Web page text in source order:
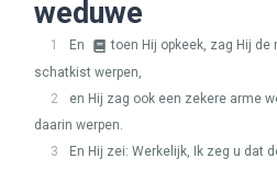
weduwe
1 En
toen Hij opkeek, zag Hij de
schatkist werpen,
2
en Hij zag ook een zekere arme
daarin werpen.
3
En Hij zei: Werkelijk, Ik zeg u dat